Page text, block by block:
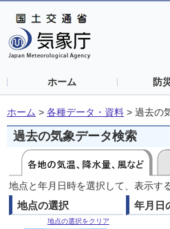
ホーム 防
ホーム > 各種データ・資料 > 過去の
過去の気象データ検索
地点と年月日時を選択して、表示す
地点の選択
地点の選択をクリア
年月日